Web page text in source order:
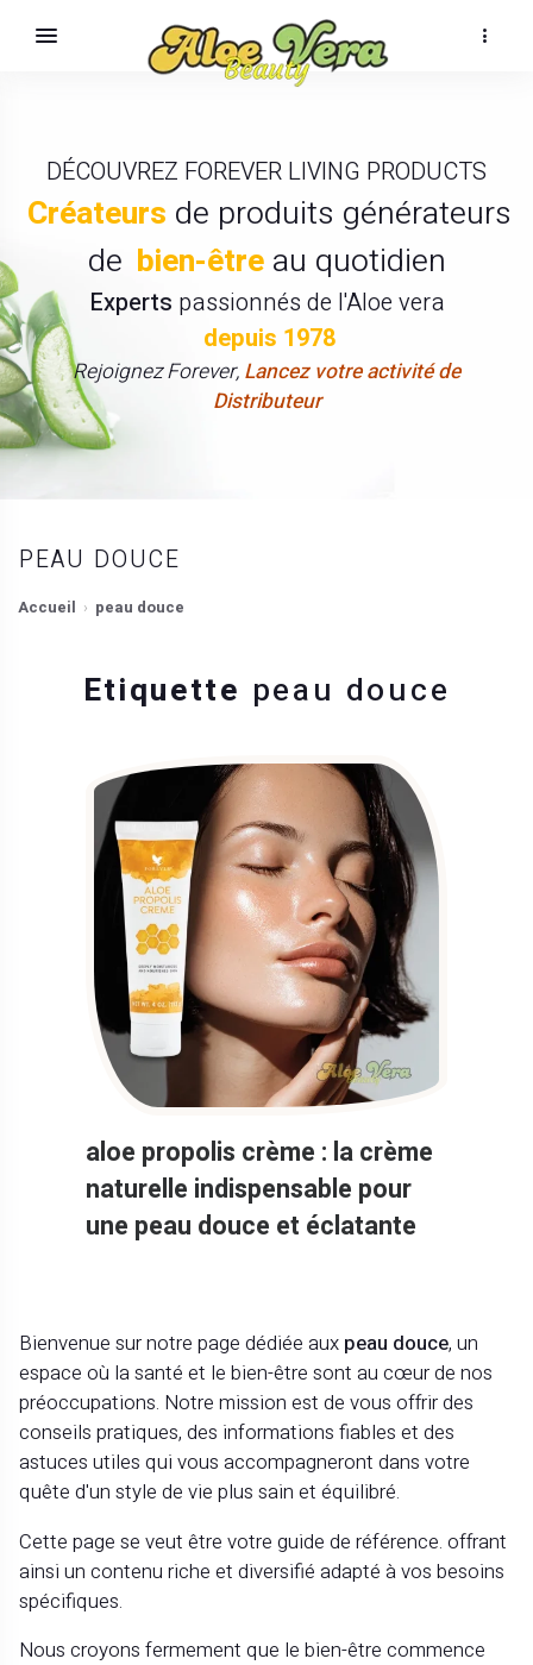
DÉCOUVREZ FOREVER LIVING PRODUCTS
Créateurs de produits générateurs
de bien-êtreau quotidien
Experts passionnés de l'Aloe vera
depuis 1978
Rejoignez Forever, Lancez votre activité de
Distributeur
PEAU DOUCE
Accueil peau douce
Etiquette peau douce
aloe propolis crème : la crème
naturelle indispensable pour
une peau douce et éclatante
Bienvenue sur notre page dédiée aux peau douce, un
espace où la santé et le bien-être sont au cœur de nos
préoccupations. Notre mission est de vous offrir des
conseils pratiques, des informations fiables et des
astuces utiles qui vous accompagneront dans votre
quête d'un style de vie plus sain et équilibré.
Cette page se veut être votre guide de référence. offrant
ainsi un contenu riche et diversifié adapté à vos besoins
spécifiques.
Nous croyons fermement que le bien-être commence